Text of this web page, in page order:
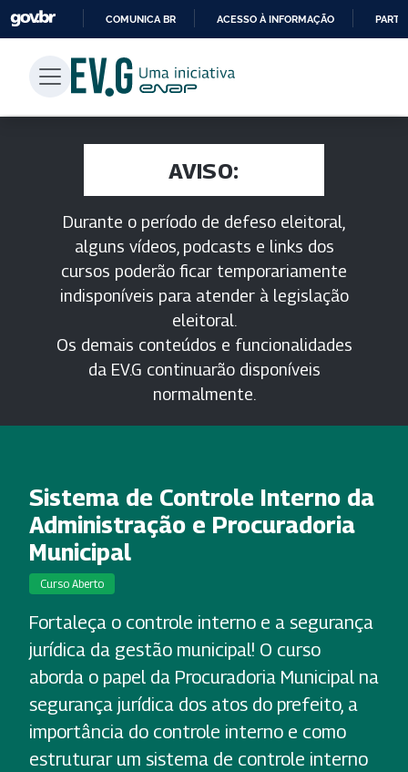
PARA
CONTEÚDO
COMUNICA BR ACESSO À INFORMAÇÃO
AVISO:
Durante o período de defeso eleitoral,
alguns vídeos, podcasts e links dos
cursos poderão ficar temporariamente
indisponíveis para atender à legislação
eleitoral.
Os demais conteúdos e funcionalidades
da EV.G continuarão disponíveis
normalmente.
Sistema de Controle Interno da
Administração e Procuradoria
Municipal
Curso Aberto
Fortaleça o controle interno e a segurança
jurídica da gestão municipal! O curso
aborda o papel da Procuradoria Municipal na
segurança jurídica dos atos do prefeito, a
importância do controle interno e como
estruturar um sistema de controle interno